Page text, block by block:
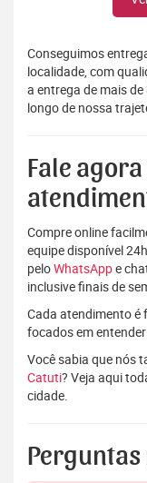
Conseguimos
localidade, com
a entrega de mais
longo de nossa
Fale
Compre online
equipe disponível
peloWhatsAppe
inclusive finais de
Cada atendimento é
focados em
Você sabia que nós
Catuti? Veja aqui
cidade.